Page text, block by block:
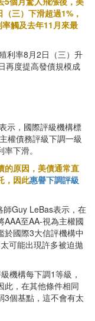
三）下滑超過1%，
觸及去年11月來最
利率8月2日（三）升
再度提高發債規模成
示，國際評級機構標
權債務評級下調一級
下滑。
的原因，美債通常直
，因此惠譽下調評級
Guy LeBas表示，在
AAA至AA-視為主權國
於國際3大信評機構中
可能出現許多被迫拋
機構每下調1等級，
此，在其他條件相同
3個基點，這不會有太